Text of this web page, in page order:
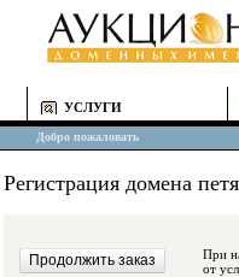
УСЛУГИ
Добро пожаловать
Регистрация домена
При
от